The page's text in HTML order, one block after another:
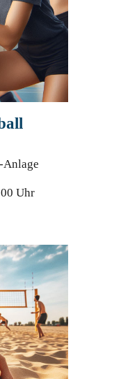
Anlage
Uhr